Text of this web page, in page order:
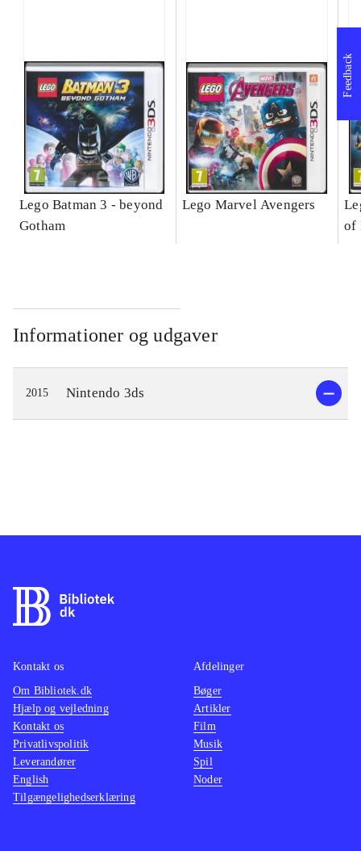
Lego Batman 3 - beyond
Gotham
Lego Marvel Avengers
of
Informationer og udgaver
2015 Nintendo 3ds
Feedback
Kontakt os
Om Bibliotek.dk
Hjælp og vejledning
Kontakt os
Privatlivspolitik
Leverandører
English
Tilgængelighedserklæring
Afdelinger
Bøger
Artikler
Film
Musik
Spil
Noder